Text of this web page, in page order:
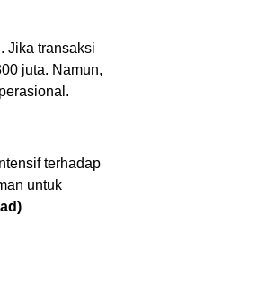
Jika transaksi
juta. Namun,
terhadap
untuk